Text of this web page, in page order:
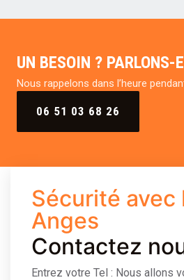
UN BESOIN ? PARLONS-
Nous rappelons dans l’heure
06 51 03 68 26
Sécurité avec
Anges
Contactez
Entrez votre Tel : Nous allons